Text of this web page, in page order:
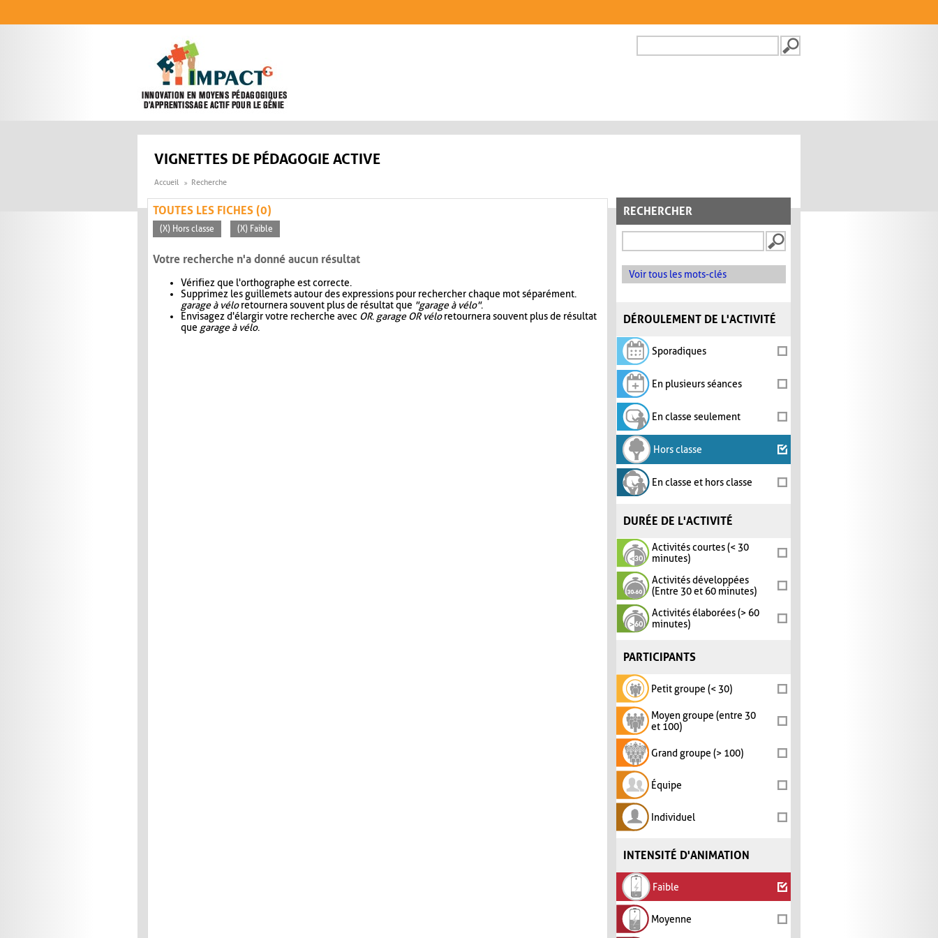
FORMULAIRE DE
VIGNETTES DE PÉDAGOGIE ACTIVE
Accueil Recherche
RECHERCHER
Voir tous les mots-clés
DÉROULEMENT DE L'ACTIVITÉ
Sporadiques
En plusieurs séances
En classe seulement
Hors classe
En classe et hors classe
DURÉE DE L'ACTIVITÉ
Activités courtes (< 30
minutes)
Activités développées
(Entre 30 et 60 minutes)
Activités élaborées (> 60
minutes)
PARTICIPANTS
Petit groupe (< 30)
Moyen groupe (entre 30
et 100)
Grand groupe (> 100)
Équipe
Individuel
INTENSITÉ D'ANIMATION
Faible
Moyenne
TOUTES LES FICHES (0)
(X) Hors classe (X) Faible
Votre recherche n'a donné aucun résultat
Vérifiez que l'orthographe est correcte.
Supprimez les guillemets autour des expressions pour rechercher chaque mot séparément.
garage à véloretournera souvent plus de résultat que "garage à vélo".
Envisagez d'élargir votre recherche avec OR. garage OR véloretournera souvent plus de résultat
que garage à vélo.